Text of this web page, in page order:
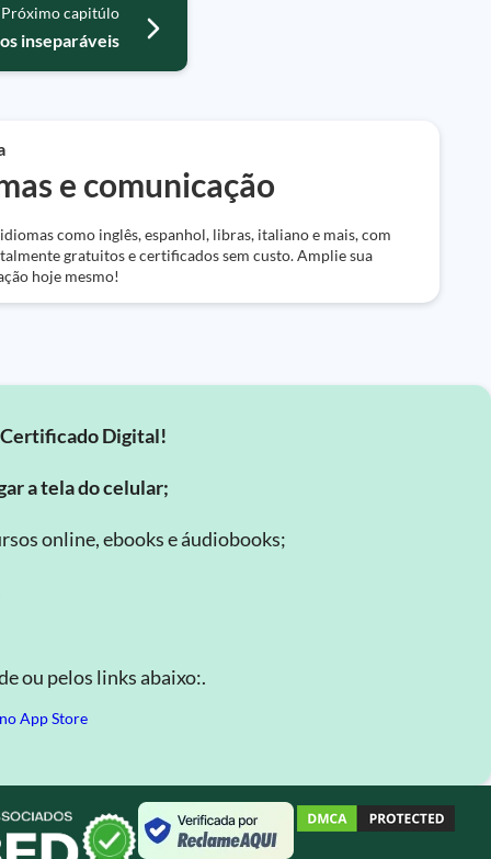
Próximo capitúlo
inseparáveis
e comunicação
como inglês, espanhol, libras, italiano e mais, com
gratuitos e certificados sem custo. Amplie sua
hoje mesmo!
Certificado Digital!
a tela do celular;
online, ebooks e áudiobooks;
ou pelos links abaixo:.